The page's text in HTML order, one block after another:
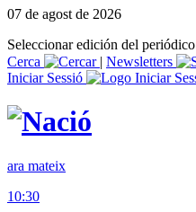
07 de agost de 2026
Seleccionar edición del periódico
Cerca
| Newsletters
Iniciar Sessió
ara mateix
10:30